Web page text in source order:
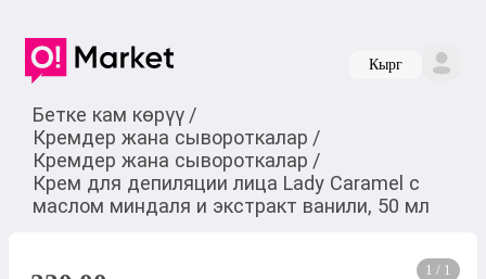
Кырг
Бетке кам көрүү /
Кремдер жана сывороткалар /
Кремдер жана сывороткалар /
Крем для депиляции лица Lady Caramel с
маслом миндаля и экстракт ванили, 50 мл
1 / 1